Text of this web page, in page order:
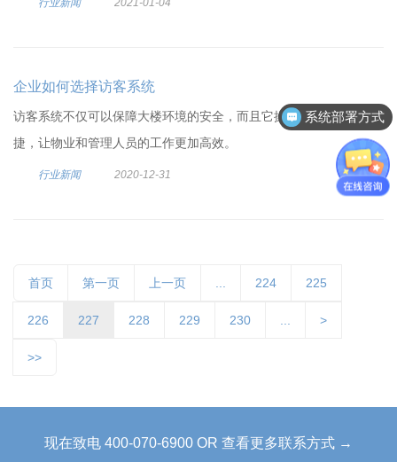
行业新闻 2021-01-04
企业如何选择访客系统
访客系统不仅可以保障大楼环境的安全，而且它操作起来简单快
捷，让物业和管理人员的工作更加高效。
行业新闻 2020-12-31
首页 第一页 上一页 224 225
226 227 228 229 230 >
>>
现在致电 400-070-6900 OR 查看更多联系方式 →
系统部署方式